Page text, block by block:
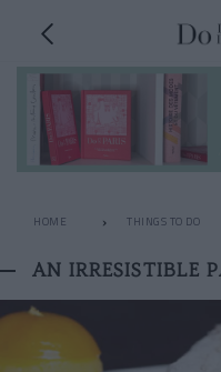
HOME THINGS TO DO
AN IRRESISTIBLE